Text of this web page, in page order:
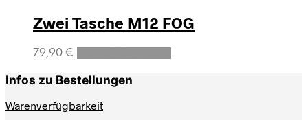
Zwei Tasche M12 FOG
79,90 €
Infos zu Bestellungen
Warenverfügbarkeit